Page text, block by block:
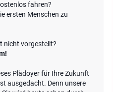
fahren?
ersten Menschen zu
nicht vorgestellt?
Plädoyer für Ihre Zukunft
ausgedacht. Denn unsere